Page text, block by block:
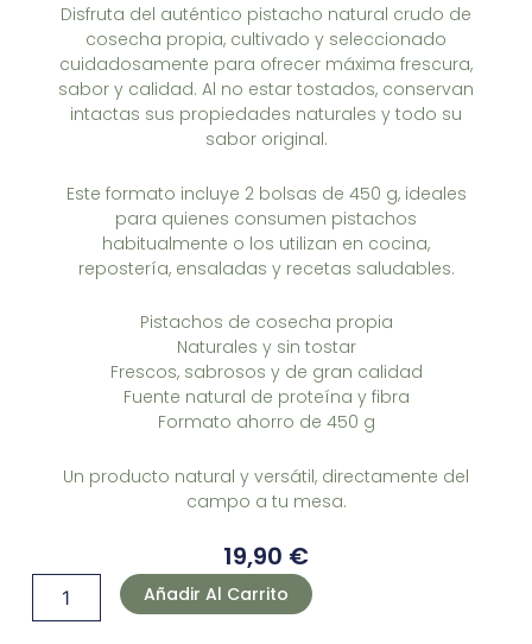
Disfruta del auténtico pistacho natural crudo de
cosecha propia, cultivado y seleccionado
cuidadosamente para ofrecer máxima frescura,
sabor y calidad. Al no estar tostados, conservan
intactas sus propiedades naturales y todo su
sabor original.
Este formato incluye 2 bolsas de 450 g, ideales
para quienes consumen pistachos
habitualmente o los utilizan en cocina,
repostería, ensaladas y recetas saludables.
Pistachos de cosecha propia
Naturales y sin tostar
Frescos, sabrosos y de gran calidad
Fuente natural de proteína y fibra
Formato ahorro de 450 g
Un producto natural y versátil, directamente del
campo a tu mesa.
19,90 €
natural
Añadir Al Carrito